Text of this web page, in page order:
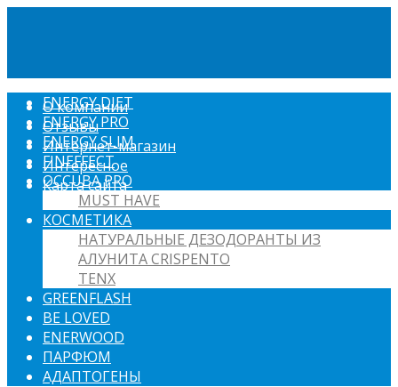
О компании
Отзывы
Интернет-магазин
Интересное
Карта сайта
ENERGY DIET
ENERGY PRO
ENERGY SLIM
FINEFFECT
OCCUBA PRO
MUST HAVE
КОСМЕТИКА
НАТУРАЛЬНЫЕ ДЕЗОДОРАНТЫ ИЗ
АЛУНИТА CRISPENTO
TENX
GREENFLASH
BE LOVED
ENERWOOD
ПАРФЮМ
АДАПТОГЕНЫ